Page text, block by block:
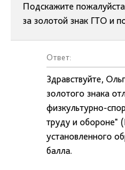
Подскажите
за золотой знак ГТО и
Ответ:
Здравствуйте,
золотого знака
физкультурно-
труду и обороне"
установленного
балла.